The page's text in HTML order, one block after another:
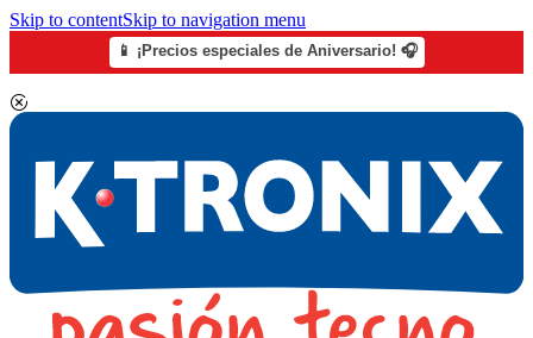
Skip to contentSkip to navigation menu
📱 ¡Precios especiales de Aniversario! 🎧